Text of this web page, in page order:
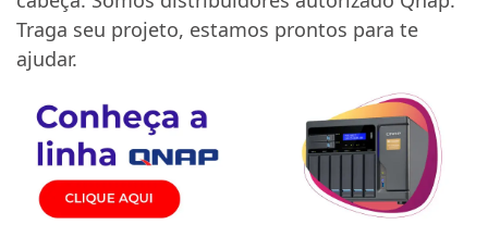
Traga seu projeto, estamos prontos para te
ajudar.